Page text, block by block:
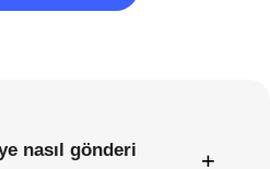
nasıl gönderi
+